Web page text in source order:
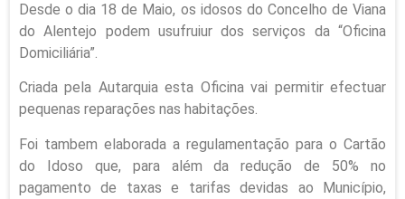
Desde o dia 18 de Maio, os idosos do Concelho de Viana
do Alentejo podem usufruiur dos serviços da “Oficina
Domiciliária”.
Criada pela Autarquia esta Oficina vai permitir efectuar
pequenas reparações nas habitações.
Foi tambem elaborada a regulamentação para o Cartão
do Idoso que, para além da redução de 50% no
pagamento de taxas e tarifas devidas ao Município,